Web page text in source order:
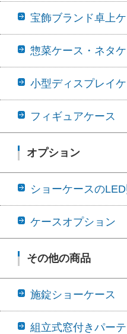
宝飾ブランド卓上
惣菜ケース・ネタ
小型ディスプレイ
フィギュアケース
オプション
ショーケースのLED
ケースオプション
その他の商品
施錠ショーケース
組立式窓付きパー